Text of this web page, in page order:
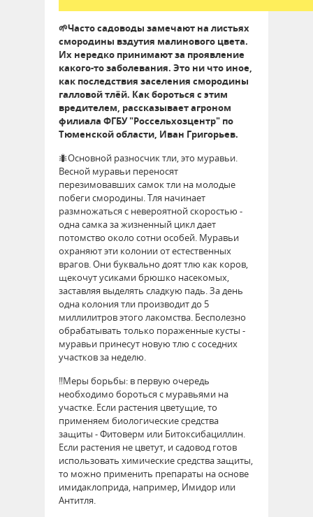
🌱Часто садоводы замечают на листьях
смородины вздутия малинового цвета.
Их нередко принимают за проявление
какого-то заболевания. Это ни что иное,
как последствия заселения смородины
галловой тлёй. Как бороться с этим
вредителем, рассказывает агроном
филиала ФГБУ "Россельхозцентр" по
Тюменской области, Иван Григорьев.
🐜Основной разносчик тли, это муравьи.
Весной муравьи переносят
перезимовавших самок тли на молодые
побеги смородины. Тля начинает
размножаться с невероятной скоростью -
одна самка за жизненный цикл дает
потомство около сотни особей. Муравьи
охраняют эти колонии от естественных
врагов. Они буквально доят тлю как коров,
щекочут усиками брюшко насекомых,
заставляя выделять сладкую падь. За день
одна колония тли производит до 5
миллилитров этого лакомства. Бесполезно
обрабатывать только пораженные кусты -
муравьи принесут новую тлю с соседних
участков за неделю.
‼Меры борьбы: в первую очередь
необходимо бороться с муравьями на
участке. Если растения цветущие, то
применяем биологические средства
защиты - Фитоверм или Битоксибациллин.
Если растения не цветут, и садовод готов
использовать химические средства защиты,
то можно применить препараты на основе
имидаклоприда, например, Имидор или
Антитля.